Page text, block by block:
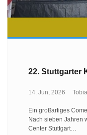
22. Stuttgarter
14. Jun, 2026
Ein großartiges
Nach sieben Jahren
Center Stuttgart…